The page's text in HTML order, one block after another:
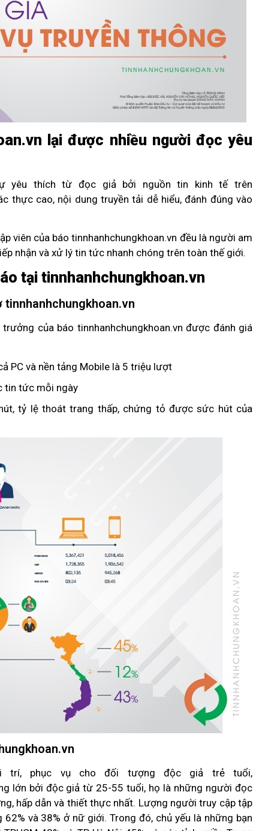
lại được nhiều người đọc yêu
sự yêu thích từ đọc giả bởi nguồn tin kinh tế trên
thực cao, nội dung truyền tải dễ hiểu, đánh đúng vào
viên của báo tinnhanhchungkhoan.vn đều là người am
nhận và xử lý tin tức nhanh chóng trên toàn thế giới.
tại tinnhanhchungkhoan.vn
của báo tinnhanhchungkhoan.vn được đánh giá
PC và nền tảng Mobile là 5 triệu lượt
tin tức mỗi ngày
tỷ lệ thoát trang thấp, chứng tỏ được sức hút của
trí, phục vụ cho đối tượng độc giả trẻ tuổi,
lớn bởi độc giả từ 25-55 tuổi, họ là những người đọc
hấp dẫn và thiết thực nhất. Lượng người truy cập tập
và 38% ở nữ giới. Trong đó, chủ yếu là những bạn